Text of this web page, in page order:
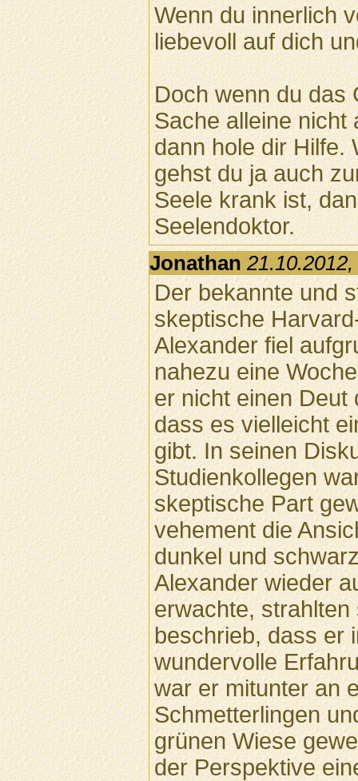
Wenn du innerlich
liebevoll auf dich
Doch wenn du das
Sache alleine nicht
dann hole dir Hilfe.
gehst du ja auch
Seele krank ist,
Seelendoktor.
Jonathan
Der bekannte und
skeptische
Alexander fiel
nahezu eine
er nicht einen Deut
dass es vielleicht
gibt. In seinen
Studienkollegen
skeptische Part
vehement die
dunkel und
Alexander wieder
erwachte, strahlten
beschrieb, dass er
wundervolle
war er mitunter an
Schmetterlingen
grünen Wiese
der Perspektive